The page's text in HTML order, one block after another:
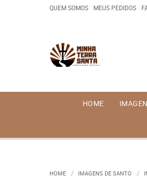
QUEM SOMOS MEUS PEDIDOS
HOME
HOME IMAGENS DE SANTO